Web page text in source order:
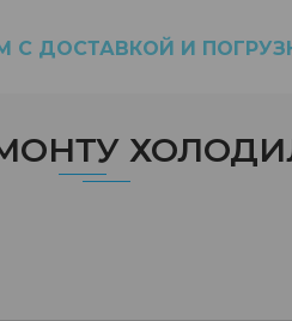
ДОСТАВКОЙ И